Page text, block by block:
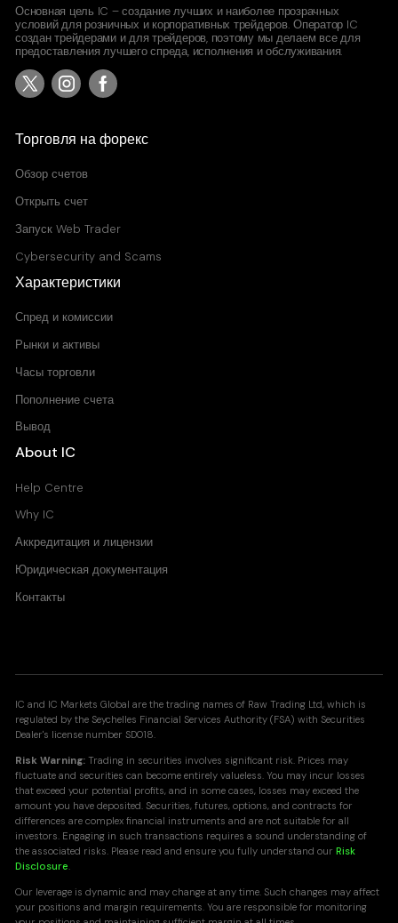
US 10 YR T-Note
0.031
0.031
UST30Y
0.030
Основная цель IC – создание лучших и наиболее прозрачных
условий для розничных и корпоративных трейдеров. Оператор IC
создан трейдерами и для трейдеров, поэтому мы делаем все для
предоставления лучшего спреда, исполнения и обслуживания.
Торговля на форекс
Обзор счетов
Открыть счет
Запуск Web Trader
Cybersecurity and Scams
Характеристики
Спред и комиссии
Рынки и активы
Часы торговли
Пополнение счета
Вывод
About IC
Help Centre
Why IC
Аккредитация и лицензии
Юридическая документация
Контакты
IC and IC Markets Global are the trading names of Raw Trading Ltd, which is
regulated by the Seychelles Financial Services Authority (FSA) with Securities
Dealer's license number SD018.
Risk Warning: Trading in securities involves significant risk. Prices may
fluctuate and securities can become entirely valueless. You may incur losses
that exceed your potential profits, and in some cases, losses may exceed the
amount you have deposited. Securities, futures, options, and contracts for
differences are complex financial instruments and are not suitable for all
investors. Engaging in such transactions requires a sound understanding of
the associated risks. Please read and ensure you fully understand ourRisk
Disclosure.
Our leverage is dynamic and may change at any time. Such changes may affect
your positions and margin requirements. You are responsible for monitoring